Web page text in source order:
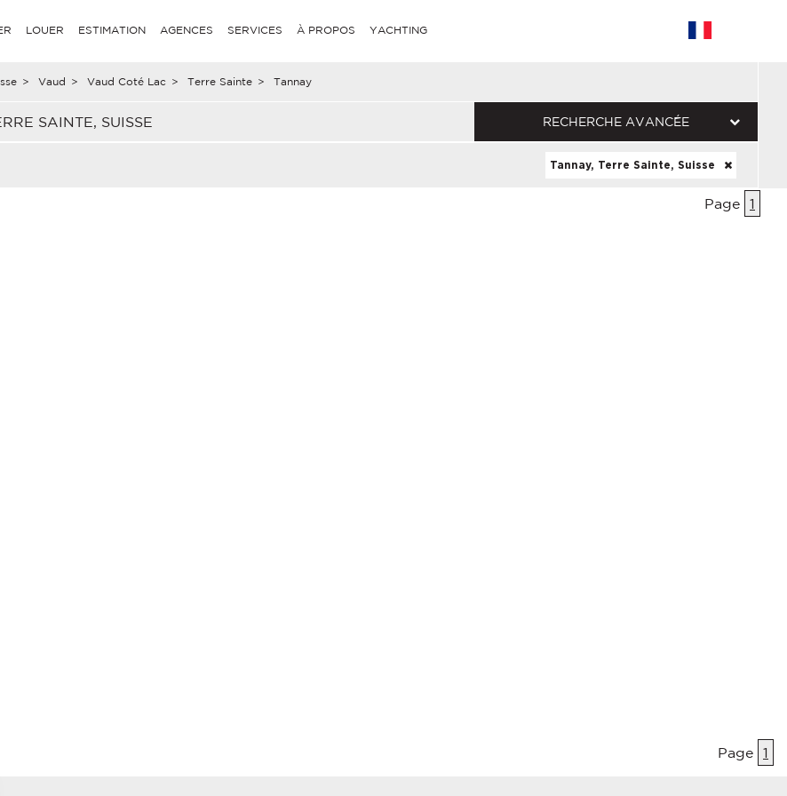
LOUER ESTIMATION AGENCES SERVICES À PROPOS YACHTING
> Vaud > Vaud Coté Lac > Terre Sainte > Tannay
SAINTE, SUISSE RECHERCHE AVANCÉE
Tannay, Terre Sainte, Suisse
Page 1
Page 1